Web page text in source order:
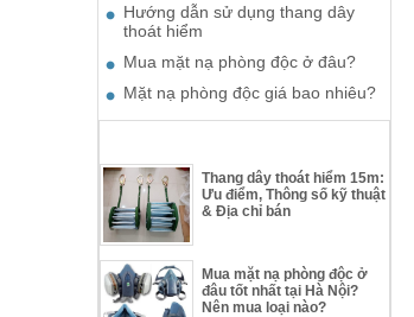
Hướng dẫn sử dụng thang dây
thoát hiểm
Mua mặt nạ phòng độc ở đâu?
Mặt nạ phòng độc giá bao nhiêu?
Thang dây thoát hiểm 15m:
Ưu điểm, Thông số kỹ thuật
& Địa chỉ bán
Mua mặt nạ phòng độc ở
đâu tốt nhất tại Hà Nội?
Nên mua loại nào?